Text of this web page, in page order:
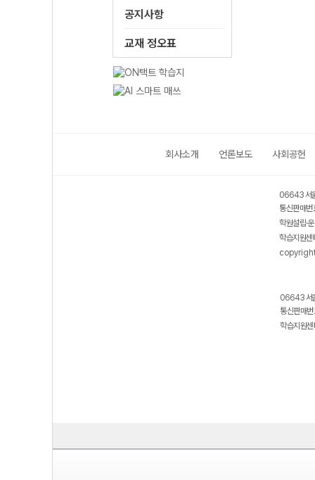
공지사항
교재 정오표
회사소개 언론보도 사회공헌
06643 서
통신판매
학원설립·
학습지원
06643 서
통신판매
학습지원